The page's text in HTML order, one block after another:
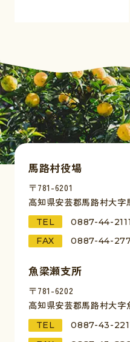
馬路村役場
〒781-6201
高知県安芸郡馬路村大字
TEL
0887-44-2111
FAX
0887-44-
魚梁瀬支所
〒781-6202
高知県安芸郡馬路村大字
TEL
0887-43-